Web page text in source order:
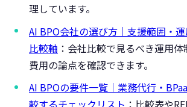
理しています。
AI BPO会社の選び方｜支援範囲・
比較軸 ：会社比較で見るべき運用体
費用の論点を確認できます。
AI BPOの要件一覧｜業務代行・